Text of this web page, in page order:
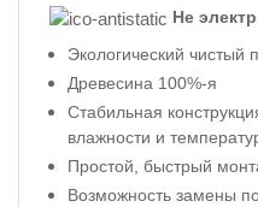
Не
Экологический чистый
Древесина 100%-я
Стабильная
влажности и
Простой, быстрый
Возможность замены